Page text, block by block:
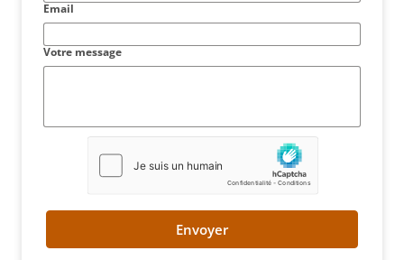
Email
Votre message
Envoyer